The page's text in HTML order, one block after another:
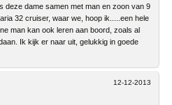
deze dame samen met man en zoon van 9
32 cruiser, waar we, hoop ik.....een hele
man kan ook leren aan boord, zoals al
Ik kijk er naar uit, gelukkig in goede
12-12-2013